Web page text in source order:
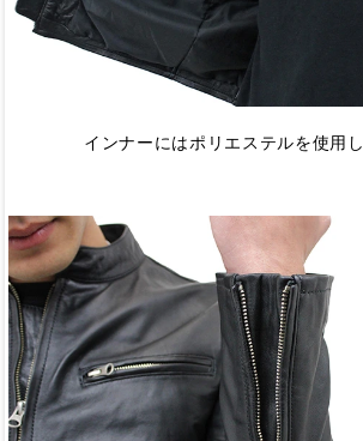
インナーにはポリエステルを使用し